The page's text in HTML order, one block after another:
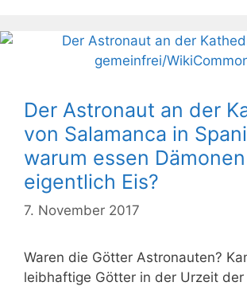
Der Astronaut an der
von Salamanca in
warum essen Dämonen
eigentlich Eis?
7. November 2017
Waren die Götter Astronauten?
leibhaftige Götter in der Urzeit